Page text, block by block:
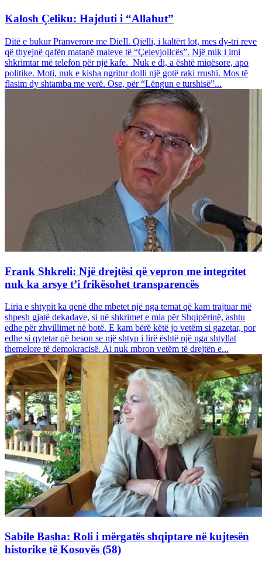
Kalosh Çeliku: Hajduti i “Allahut”
Ditë e bukur Pranverore me DieIl. Qielli, i kaltërt lot, mes dy-tri reve
që thyejnë qafën matanë maleve të “Çelevjollcës”. Një mik i imi
shkrimtar më telefon për një kafe. Nuk e di, a është miqësore, apo
politike. Moti, nuk e kisha ngritur dolli një gotë raki rrushi. Mos të
flasim dy shtamba me verë. Ose, për “Lëngun e turshisë”...
Frank Shkreli: Një drejtësi që vepron me integritet
nuk ka arsye t’i frikësohet transparencës
Liria e shtypit ka qenë dhe mbetet një nga temat që kam trajtuar më
shpesh gjatë dekadave, si në shkrimet e mia për Shqipërinë, ashtu
edhe për zhvillimet në botë. E kam bërë këtë jo vetëm si gazetar, por
edhe si qytetar që beson se një shtyp i lirë është një nga shtyllat
themelore të demokracisë. Ai nuk mbron vetëm të drejtën e...
Sabile Basha: Roli i mërgatës shqiptare në kujtesën
historike të Kosovës (58)